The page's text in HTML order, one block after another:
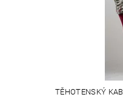
TĚHOTENSKÝ